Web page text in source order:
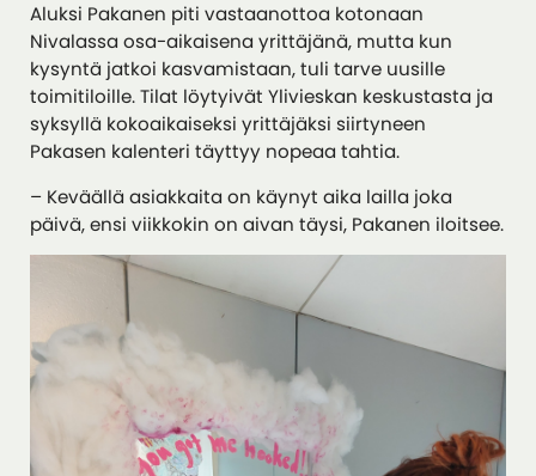
Aluksi Pakanen piti vastaanottoa kotonaan
Nivalassa osa-aikaisena yrittäjänä, mutta kun
kysyntä jatkoi kasvamistaan, tuli tarve uusille
toimitiloille. Tilat löytyivät Ylivieskan keskustasta ja
syksyllä kokoaikaiseksi yrittäjäksi siirtyneen
Pakasen kalenteri täyttyy nopeaa tahtia.
– Keväällä asiakkaita on käynyt aika lailla joka
päivä, ensi viikkokin on aivan täysi, Pakanen iloitsee.